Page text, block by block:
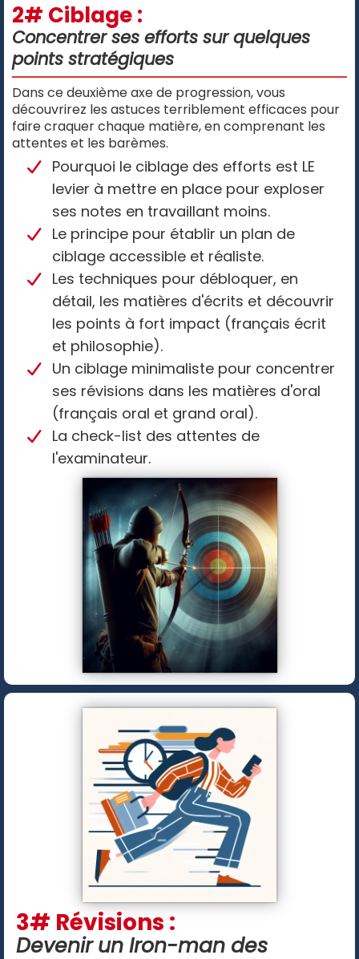
2# Ciblage :
Concentrer ses efforts sur quelques
points stratégiques
Dans ce deuxième axe de progression, vous
découvrirez les astuces terriblement efficaces pour
faire craquer chaque matière, en comprenant les
attentes et les barèmes.
Pourquoi le ciblage des efforts est LE
levier à mettre en place pour exploser
ses notes en travaillant moins.
Le principe pour établir un plan de
ciblage accessible et réaliste.
Les techniques pour débloquer, en
détail, les matières d'écrits et découvrir
les points à fort impact (français écrit
et philosophie).
Un ciblage minimaliste pour concentrer
ses révisions dans les matières d'oral
(français oral et grand oral).
La check-list des attentes de
l'examinateur.
3# Révisions :
Devenir un Iron-man des